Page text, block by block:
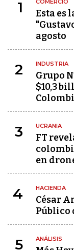
1 COMERCIO
Esta es
agosto
2 INDUSTRIA
Grupo
$10,3
3 UCRANIA
FT
en
4 HACIENDA
César
Público
5 ANÁLISIS